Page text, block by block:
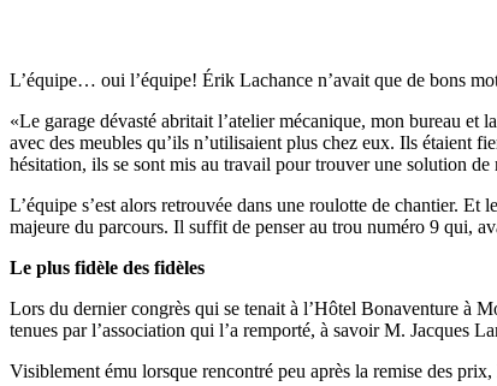
L’équipe… oui l’équipe! Érik Lachance n’avait que de bons
«Le garage dévasté abritait l’atelier mécanique, mon bureau et
avec des meubles qu’ils n’utilisaient plus chez eux. Ils étaient
hésitation, ils se sont mis au travail pour trouver une solution de
L’équipe s’est alors retrouvée dans une roulotte de chantier.
majeure du parcours. Il suffit de penser au trou numéro 9 qui,
Le plus fidèle des fidèles
Lors du dernier congrès qui se tenait à l’Hôtel Bonaventure à
tenues par l’association qui l’a remporté, à savoir M. Jacques
Visiblement ému lorsque rencontré peu après la remise des